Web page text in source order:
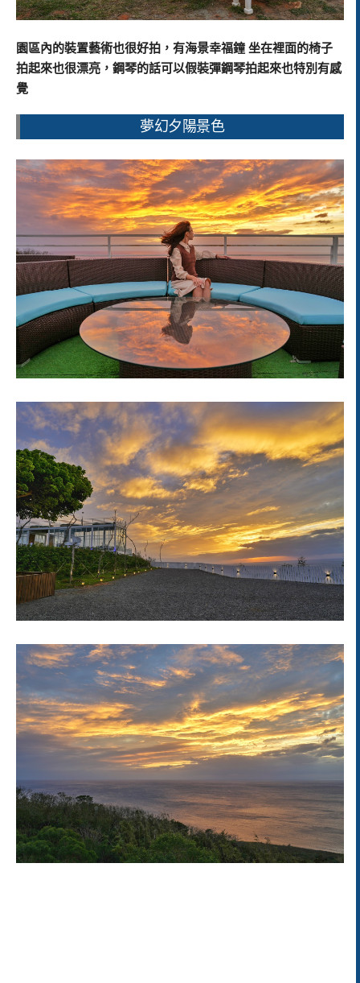
園區內的裝置藝術也很好拍，有海景幸福鐘 坐在裡面的椅子
拍起來也很漂亮，鋼琴的話可以假裝彈鋼琴拍起來也特別有感
覺
夢幻夕陽景色